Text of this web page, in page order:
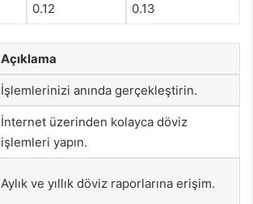
0.12 0.13
Açıklama
İşlemlerinizi anında gerçekleştirin.
İnternet üzerinden kolayca döviz
işlemleri yapın.
Aylık ve yıllık döviz raporlarına erişim.